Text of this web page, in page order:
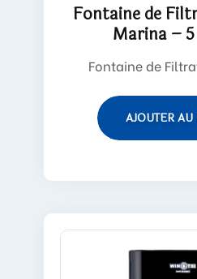
Fontaine de
Marina –
Fontaine de
AJOUTER